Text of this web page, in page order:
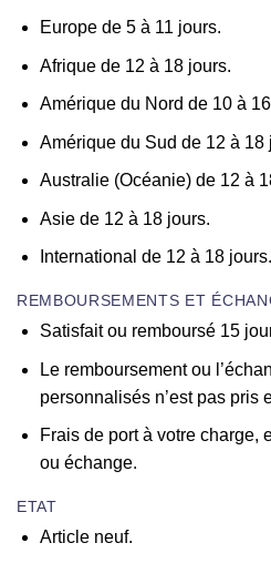
Europe de 5 à 11 jours.
Afrique de 12 à 18 jours.
Amérique du Nord de 10 à
Amérique du Sud de 12 à 18
Australie (Océanie) de 12 à
Asie de 12 à 18 jours.
International de 12 à 18 jours.
REMBOURSEMENTS ET
Satisfait ou remboursé 15
Le remboursement ou
personnalisés n’est pas pris
Frais de port à votre charge,
ou échange.
ETAT
Article neuf.